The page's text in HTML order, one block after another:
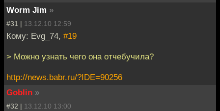
Worm Jim »
#31 | 13.12.10 12:59
Кому: Evg_74, #19
> Можно узнать чего она отчебучила?
http://news.babr.ru/?IDE=90256
Goblin »
#32 | 13.12.10 13:00